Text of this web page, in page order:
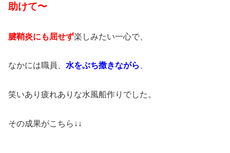
助けて〜
腱鞘炎にも屈せず楽しみたい一心で、
なかには職員、 水をぶち撒きながら
笑いあり疲れありな水風船作りでした。
その成果がこちら↓↓‍